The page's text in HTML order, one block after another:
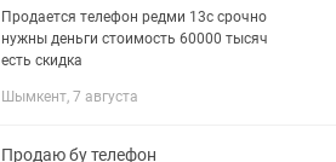
Продается телефон редми 13с срочно
нужны деньги стоимость 60000 тысяч
есть скидка
Шымкент, 7 августа
Продаю бу телефон